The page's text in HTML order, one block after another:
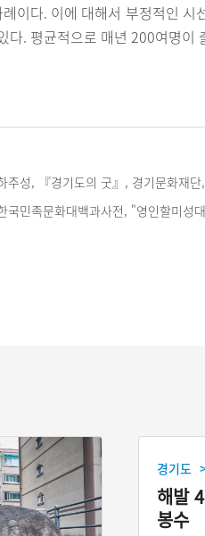
이다. 이에 대해서 부정적인 시
다. 평균적으로 매년 200여명이
주성, 『경기도의 굿』, 경기문화재단
국민족문화대백과사전, "영인할미성
경기도
해발
봉수